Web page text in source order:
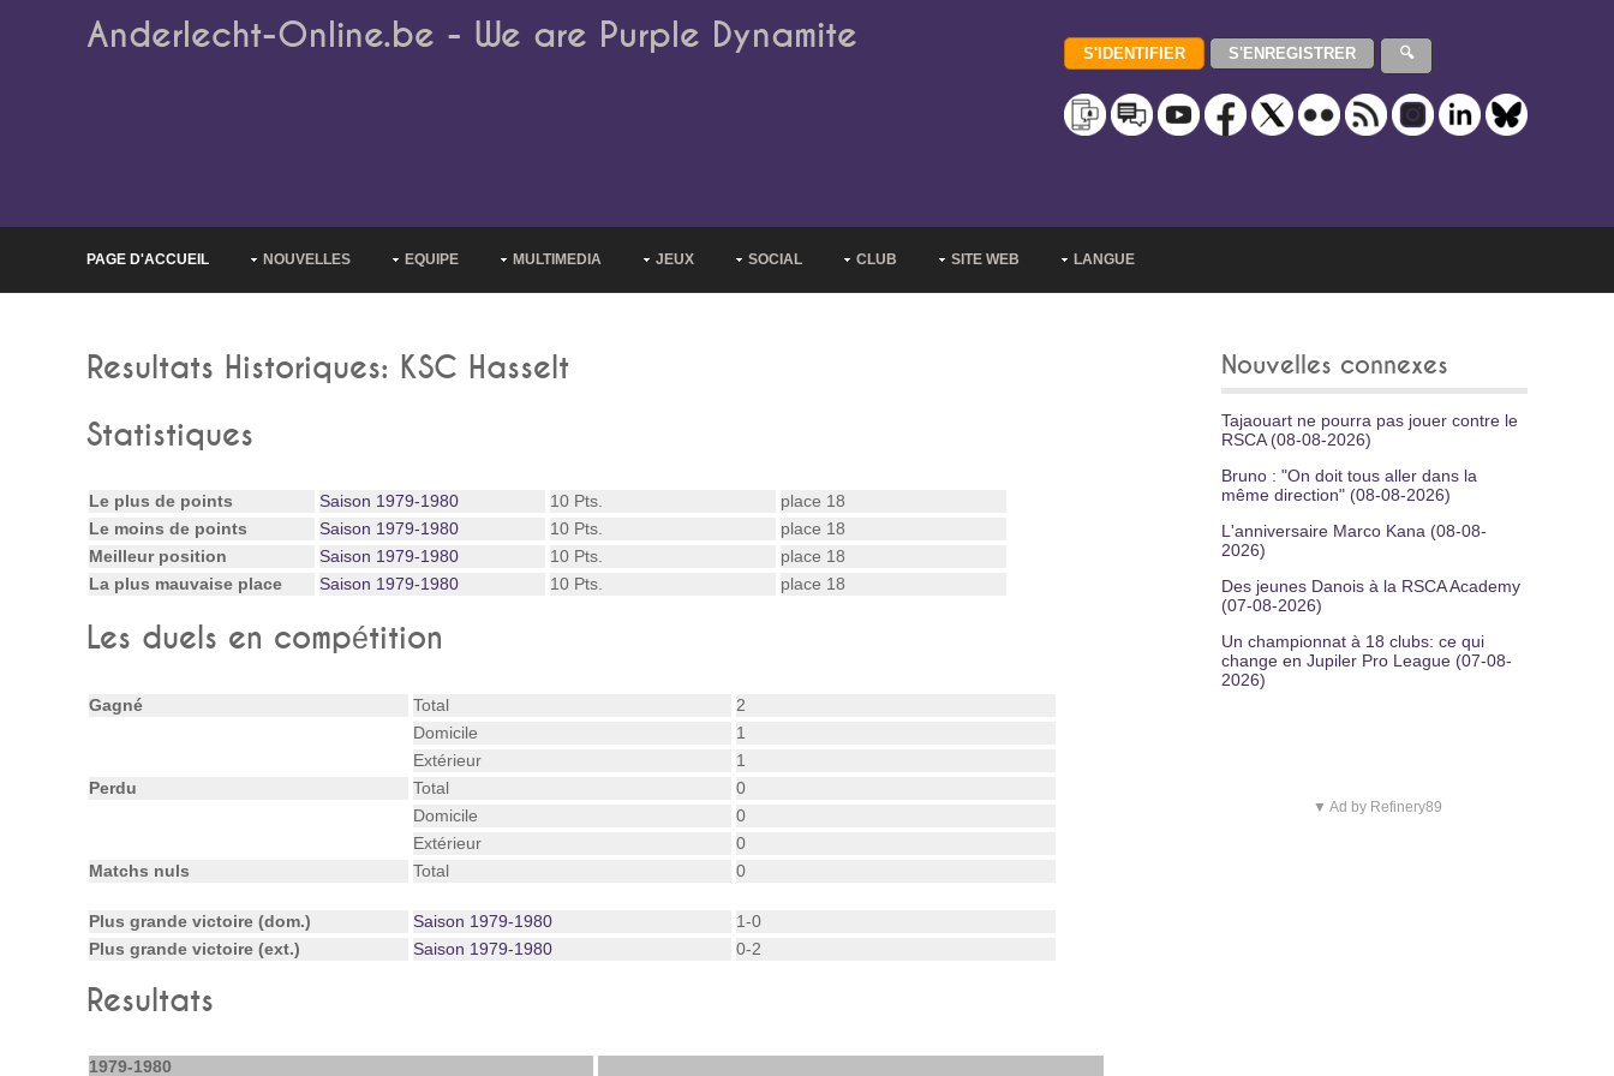
Anderlecht-Online.be - We are Purple Dynamite
PAGE D'ACCUEIL NOUVELLES EQUIPE MULTIMEDIA JEUX SOCIAL CLUB SITE WEB LANGUE
Resultats Historiques: KSC Hasselt
Statistiques
Le plus de points Saison 1979-1980 10 Pts.
place 18
Le moins de points
Saison 1979-1980 10 Pts.
place 18
Meilleur position
Saison 1979-1980 10 Pts.
place 18
La plus mauvaise place
Saison 1979-1980 10 Pts. place 18
Les duels en compétition
Gagné Total
2
Domicile
1
Extérieur
1
Perdu
Total
0
Domicile
0
Extérieur
0
Matchs nuls
Total 0
Plus grande victoire (dom.) Saison 1979-1980
1-0
Plus grande victoire (ext.)
Saison 1979-1980 0-2
Resultats
1979-1980
Nouvelles connexes
Tajaouart ne pourra pas jouer contre le
RSCA (08-08-2026)
Bruno : "On doit tous aller dans la
même direction" (08-08-2026)
L'anniversaire Marco Kana (08-08-
2026)
Des jeunes Danois à la RSCA Academy
(07-08-2026)
Un championnat à 18 clubs: ce qui
change en Jupiler Pro League (07-08-
2026)
▼ Ad by Refinery89